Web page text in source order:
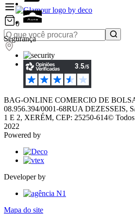
0
Segurança
BAG-ONLINE COMERCIO DE
08.956.394/0001-68RUA DEZESSEIS,
1 E 2, XERÉM, CEP: 25250-614© Todos
2022
Powered by
Developer by
Mapa do site